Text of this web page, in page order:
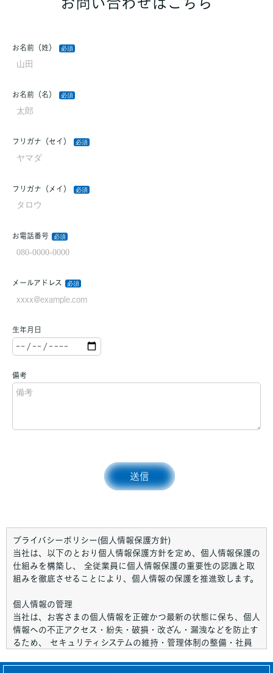
プライバシーポリシー(個人情報保護方針)
当社は、以下のとおり個人情報保護方針を定め、個人情報保護の
仕組みを構築し、 全従業員に個人情報保護の重要性の認識と取
組みを徹底させることにより、個人情報の保護を推進致します。
個人情報の管理
当社は、お客さまの個人情報を正確かつ最新の状態に保ち、個人
情報への不正アクセス・紛失・破損・改ざん・漏洩などを防止す
るため、 セキュリティシステムの維持・管理体制の整備・社員
厳重な管理を行ないます。